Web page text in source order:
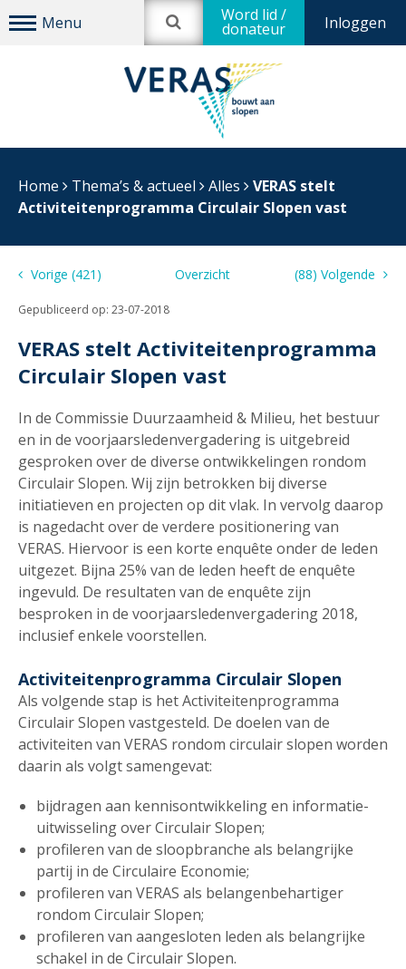
Inloggen
Word lid /
donateur
Home Thema’s & actueel Alles
VERAS stelt
Activiteitenprogramma Circulair Slopen vast
Vorige (421) Overzicht (88) Volgende
Gepubliceerd op: 23-07-2018
VERAS stelt Activiteitenprogramma
Circulair Slopen vast
In de Commissie Duurzaamheid & Milieu, het bestuur
en in de voorjaarsledenvergadering is uitgebreid
gesproken over de diverse ontwikkelingen rondom
Circulair Slopen. Wij zijn betrokken bij diverse
initiatieven en projecten op dit vlak. In vervolg daarop
is nagedacht over de verdere positionering van
VERAS. Hiervoor is een korte enquête onder de leden
uitgezet. Bijna 25% van de leden heeft de enquête
ingevuld. De resultaten van de enquête zijn
besproken in de voorjaarsledenvergadering 2018,
inclusief enkele voorstellen.
Activiteitenprogramma Circulair Slopen
Als volgende stap is het Activiteitenprogramma
Circulair Slopen vastgesteld. De doelen van de
activiteiten van VERAS rondom circulair slopen worden
daarin als volgt samengevat:
bijdragen aan kennisontwikkeling en informatie-
uitwisseling over Circulair Slopen;
profileren van de sloopbranche als belangrijke
partij in de Circulaire Economie;
profileren van VERAS als belangenbehartiger
rondom Circulair Slopen;
profileren van aangesloten leden als belangrijke
schakel in de Circulair Slopen.